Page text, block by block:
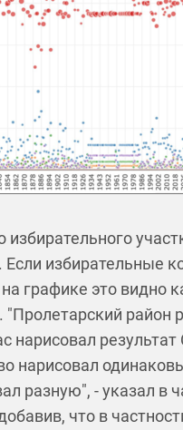
избирательные
графике это видно
район
нарисовал
нарисовал
разную", - указал в
что в